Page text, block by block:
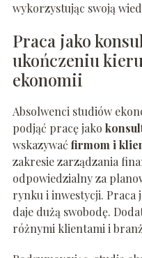
wykorzystując swoją
Praca jako
ukończeniu
ekonomii
Absolwenci studiów
podjąć pracę jako
wskazywać firmom i
zakresie zarządzania
odpowiedzialny za
rynku i inwestycji. Praca
daje dużą swobodę.
różnymi klientami i